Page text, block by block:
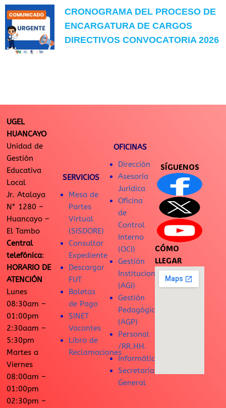
CRONOGRAMA DEL PROCESO DE
ENCARGATURA DE CARGOS
DIRECTIVOS CONVOCATORIA 2026
UGEL
HUANCAYO
Unidad de
Gestión
Educativa
Local
Jr. Atalaya
N° 1280 –
Huancayo –
El Tambo
Central
telefónica:
HORARIO DE
ATENCIÓN
Lunes
08:30am –
01:00pm
2:30aam –
5:30pm
Martes a
Viernes
08:00am –
01:00pm
02:30pm –
SERVICIOS
Mesa de
Partes
Virtual
(SISDORE)
Consultar
Expediente
Descargar
FUT
Boletas
de Pago
SINET
Vacantes
Libro de
Reclamaciones
OFICINAS
Dirección
Asesoría
Jurídica
Oficina
de
Control
Interno
(OCI)
Gestión
Institucional
(AGI)
Gestión
Pedagógica
(AGP)
Personal
/RR.HH.
Informática
Secretaría
General
SÍGUENOS
CÓMO
LLEGAR